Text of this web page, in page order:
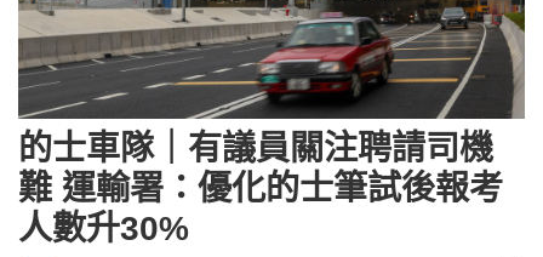
的士車隊｜有議員關注聘請司機
難 運輸署：優化的士筆試後報考
人數升30%